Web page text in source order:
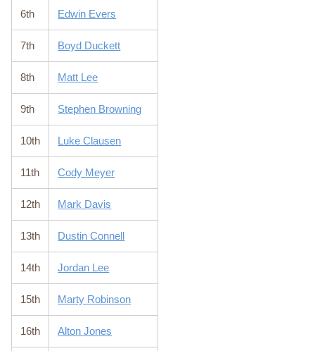
6th Edwin Evers
7th Boyd Duckett
8th Matt Lee
9th Stephen Browning
10th Luke Clausen
11th Cody Meyer
12th Mark Davis
13th Dustin Connell
14th Jordan Lee
15th Marty Robinson
16th Alton Jones